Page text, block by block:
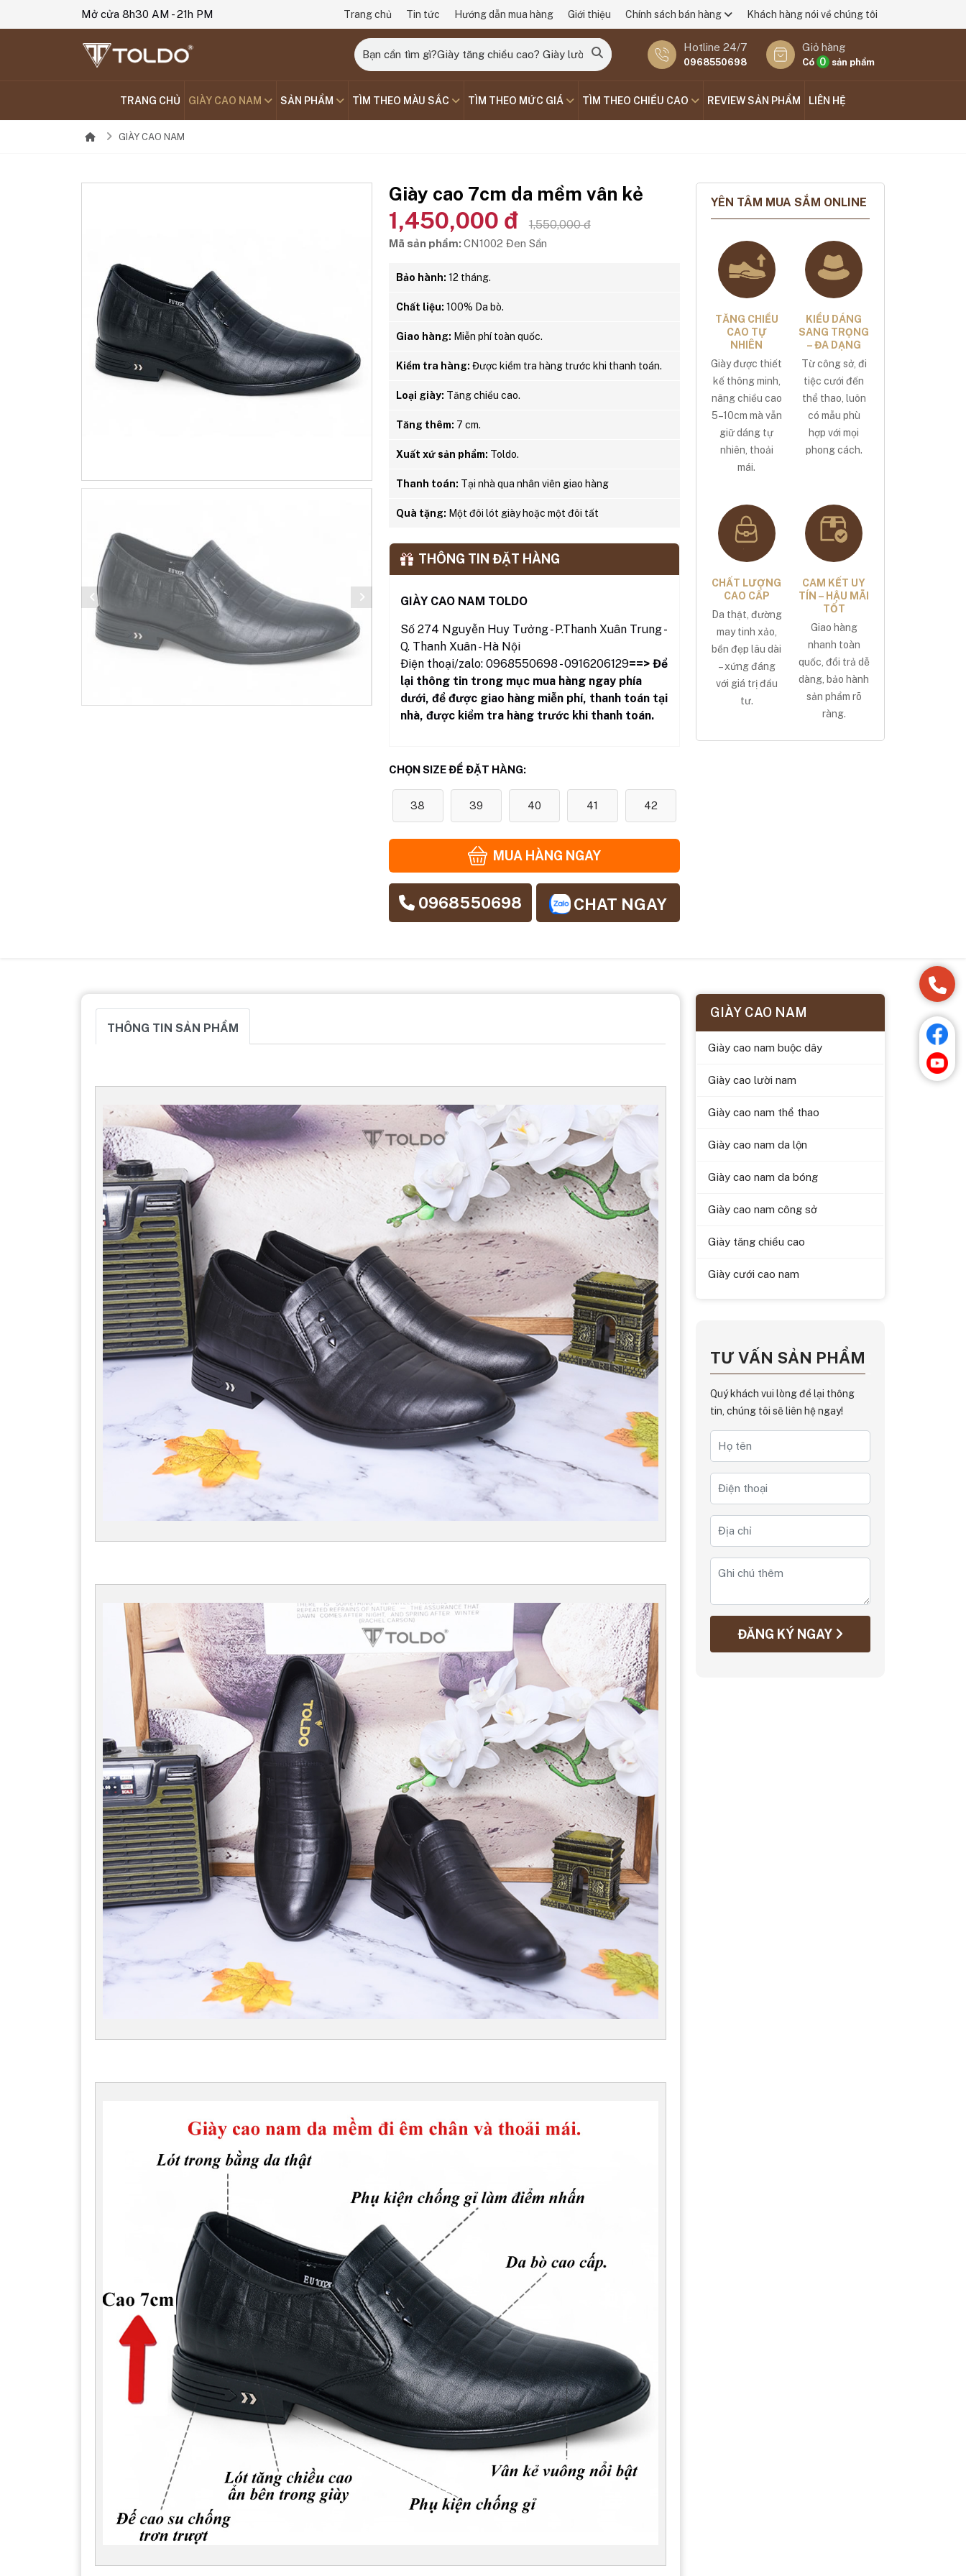
Mở cửa 8h30 AM - 21h PM Trang chủ Tin tức Hướng dẫn mua hàng Giới thiệu Chính sách bán hàng Khách hàng nói về chúng tôi
Giỏ hàng
Có 0 sản phẩm
Hotline 24/7
0968550698
TRANG CHỦ GIÀY CAO NAM SẢN PHẨM TÌM THEO MÀU SẮC TÌM THEO MỨC GIÁ TÌM THEO CHIỀU CAO REVIEW SẢN PHẨM LIÊN HỆ
GIÀY CAO NAM
Giày cao 7cm da mềm vân kẻ
1,450,000 đ 1,550,000 đ
Mã sản phẩm: CN1002 Đen Sần
Bảo hành: 12 tháng.
Chất liệu: 100% Da bò.
Giao hàng: Miễn phí toàn quốc.
Kiểm tra hàng: Được kiểm tra hàng trước khi thanh toán.
Loại giày: Tăng chiều cao.
Tăng thêm: 7 cm.
Xuất xứ sản phẩm: Toldo.
Thanh toán: Tại nhà qua nhân viên giao hàng
Quà tặng: Một đôi lót giày hoặc một đôi tất
THÔNG TIN ĐẶT HÀNG
GIÀY CAO NAM TOLDO
Số 274 Nguyễn Huy Tưởng - P.Thanh Xuân Trung -
Q. Thanh Xuân - Hà Nội
Điện thoại/zalo: 0968550698 - 0916206129==> Để
lại thông tin trong mục mua hàng ngay phía
dưới, để được giao hàng miễn phí, thanh toán tại
nhà, được kiểm tra hàng trước khi thanh toán.
CHỌN SIZE ĐỂ ĐẶT HÀNG:
38 39 40 41 42
MUA HÀNG NGAY
0968550698 CHAT NGAY
YÊN TÂM MUA SẮM ONLINE
TĂNG CHIỀU
CAO TỰ
NHIÊN
Giày được thiết
kế thông minh,
nâng chiều cao
5–10cm mà vẫn
giữ dáng tự
nhiên, thoải
mái.
KIỂU DÁNG
SANG TRỌNG
– ĐA DẠNG
Từ công sở, đi
tiệc cưới đến
thể thao, luôn
có mẫu phù
hợp với mọi
phong cách.
CHẤT LƯỢNG
CAO CẤP
Da thật, đường
may tinh xảo,
bền đẹp lâu dài
– xứng đáng
với giá trị đầu
tư.
CAM KẾT UY
TÍN – HẬU MÃI
TỐT
Giao hàng
nhanh toàn
quốc, đổi trả dễ
dàng, bảo hành
sản phẩm rõ
ràng.
THÔNG TIN SẢN PHẨM
GIÀY CAO NAM
Giày cao nam buộc dây
Giày cao lười nam
Giày cao nam thể thao
Giày cao nam da lộn
Giày cao nam da bóng
Giày cao nam công sở
Giày tăng chiều cao
Giày cưới cao nam
TƯ VẤN SẢN PHẨM
Quý khách vui lòng để lại thông
tin, chúng tôi sẽ liên hệ ngay!
ĐĂNG KÝ NGAY